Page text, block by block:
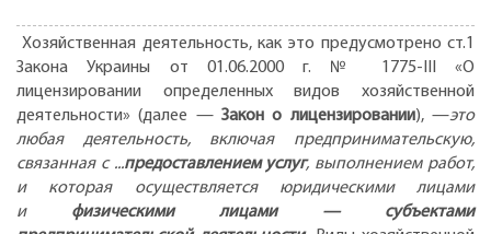
Хозяйственная деятельность, как это предусмотрено ст.1
Закона Украины от 01.06.2000 г. № 1775-III «О
лицензировании определенных видов хозяйственной
деятельности» (далее — Закон о лицензировании), —это
любая деятельность, включая предпринимательскую,
связанная с ...предоставлением услуг, выполнением работ,
и которая осуществляется юридическими лицами
и физическими лицами — субъектами